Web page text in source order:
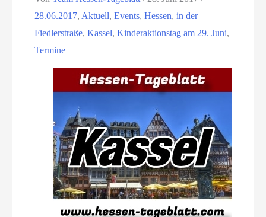
28.06.2017, Aktuell,Events,Hessen,in der
Fiedlerstraße,Kassel,Kinderaktionstag am 29. Juni,
Termine